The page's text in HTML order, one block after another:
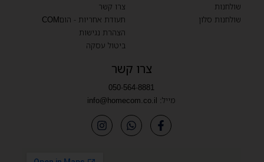
שולחנות
שולחנות סלון
צרו קשר
תעודת אחריות - הוםCOM
הצהרת נגישות
ביטול עסקה
צרו קשר
050-564-8881
מייל: info@homecom.co.il